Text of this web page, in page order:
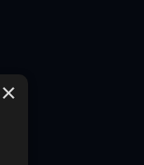
×